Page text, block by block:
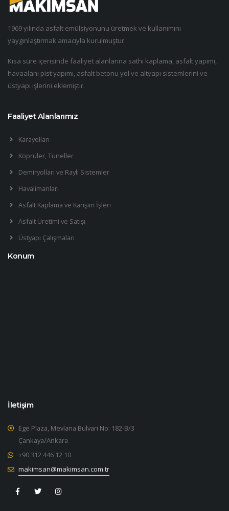
1969 yılında asfalt emülsiyonunu üretmek ve kullanımını
yaygınlaştırmak amacıyla kurulmuştur.
Kısa süre içerisinde faaliyet alanlarına sathi kaplama, asfalt yapımı,
havaalanı pist yapımı, asfalt betonu yol ve altyapı sistemlerini ve
üstyapı işlerini eklemiştir.
Faaliyet Alanlarımız
Karayolları
Köprüler, Tüneller
Demiryolları ve Raylı Sistemler
Havalimanları
Asfalt Kaplama ve Karışım İşleri
Asfalt Üretimi ve Satışı
Üstyapı Çalışmaları
Konum
İletişim
Ege Plaza, Mevlana Bulvarı No: 182-B/3
Çankaya/Ankara
+90 312 446 12 10
makimsan@makimsan.com.tr